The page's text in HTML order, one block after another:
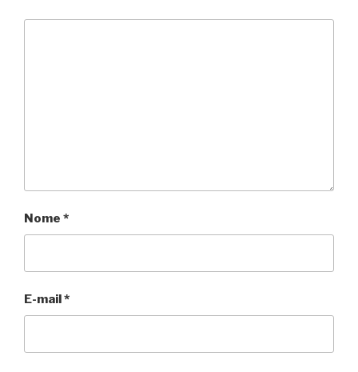
Nome *
E-mail*